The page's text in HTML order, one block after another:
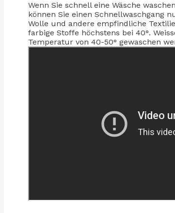
Wenn Sie schnell eine Wäsche
können Sie einen Schnellwaschgang
Wolle und andere empfindliche
farbige Stoffe höchstens bei 40°.
Temperatur von 40-50° gewaschen